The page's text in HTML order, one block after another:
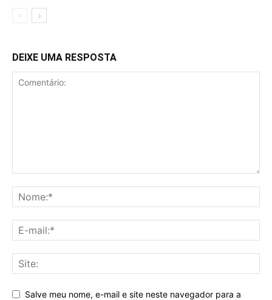
DEIXE UMA RESPOSTA
Salve meu nome, e-mail e site neste navegador para a